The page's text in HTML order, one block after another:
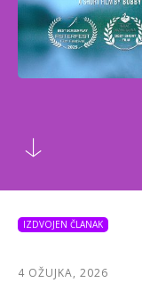
IZDVOJEN ČLANAK
4 OŽUJKA, 2026